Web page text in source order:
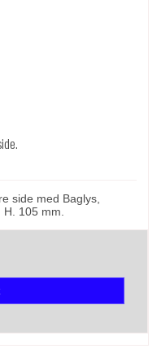
side med Baglys,
H. 105 mm.